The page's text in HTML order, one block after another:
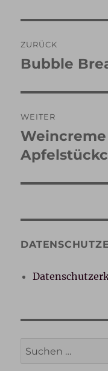
ZURÜCK
Vorheriger
Bubble
WEITER
Nächster
Beitrag:
Suche